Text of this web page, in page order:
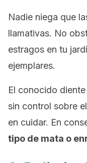
Nadie niega que
llamativas. No
estragos en tu
ejemplares.
El conocido
sin control sobre
en cuidar. En
tipo de mata o